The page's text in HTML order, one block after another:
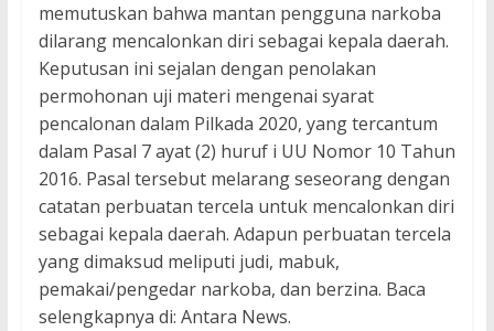
memutuskan bahwa mantan pengguna narkoba
dilarang mencalonkan diri sebagai kepala daerah.
Keputusan ini sejalan dengan penolakan
permohonan uji materi mengenai syarat
pencalonan dalam Pilkada 2020, yang tercantum
dalam Pasal 7 ayat (2) huruf i UU Nomor 10 Tahun
2016. Pasal tersebut melarang seseorang dengan
catatan perbuatan tercela untuk mencalonkan diri
sebagai kepala daerah. Adapun perbuatan tercela
yang dimaksud meliputi judi, mabuk,
pemakai/pengedar narkoba, dan berzina. Baca
selengkapnya di: Antara News.